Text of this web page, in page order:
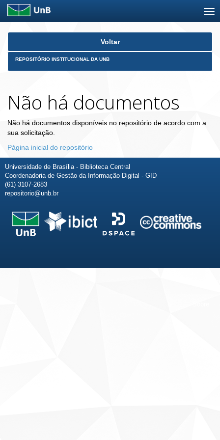
Skip
Voltar
REPOSITÓRIO INSTITUCIONAL DA UNB
Não há documentos
Não há documentos disponíveis no repositório de acordo com a
sua solicitação.
Página inicial do repositório
Universidade de Brasília - Biblioteca Central
Coordenadoria de Gestão da Informação Digital - GID
(61) 3107-2683
repositorio@unb.br